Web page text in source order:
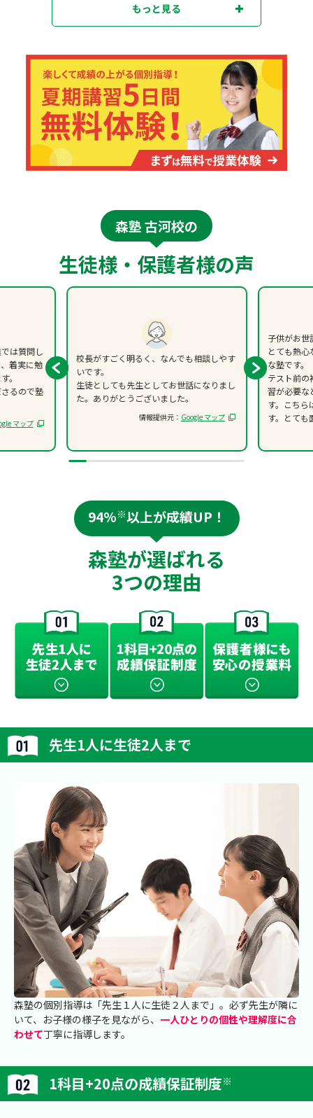
もっと見る
森塾 古河校の
生徒様・保護者様の声
は質問し
着実に勉
。
るので塾
マップ
校長がすごく明るく、なんでも相談しやす
いです。
生徒としても先生としてお世話になりまし
た。ありがとうございました。
情報提供元： Google マップ
子供がお
とても熱
な塾です。
テスト前の
習が必要な
す。こちら
す。とても
94%※以上が成績UP！
森塾が選ばれる
3つの理由
先生1人に生徒2人まで
森塾の個別指導は「先生１人に生徒２人まで」。必ず先生が隣に
いて、お子様の様子を見ながら、 一人ひとりの個性や理解度に合
わせて丁寧に指導します。
1科目+20点の成績保証制度※